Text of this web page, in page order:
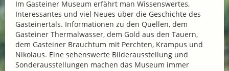
Im Gasteiner Museum erfährt man Wissenswertes,
Interessantes und viel Neues über die Geschichte des
Gasteinertals. Informationen zu den Quellen, dem
Gasteiner Thermalwasser, dem Gold aus den Tauern,
dem Gasteiner Brauchtum mit Perchten, Krampus und
Nikolaus. Eine sehenswerte Bilderausstellung und
Sonderausstellungen machen das Museum immer